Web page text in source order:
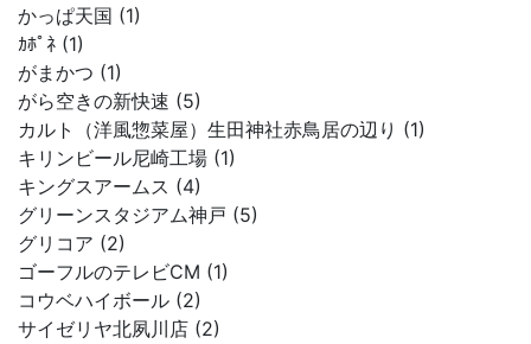
かっぱ天国 (1)
ｶﾎﾟﾈ (1)
がまかつ (1)
がら空きの新快速 (5)
カルト（洋風惣菜屋）生田神社赤鳥居の辺り (1)
キリンビール尼崎工場 (1)
キングスアームス (4)
グリーンスタジアム神戸 (5)
グリコア (2)
ゴーフルのテレビCM (1)
コウベハイボール (2)
サイゼリヤ北夙川店 (2)